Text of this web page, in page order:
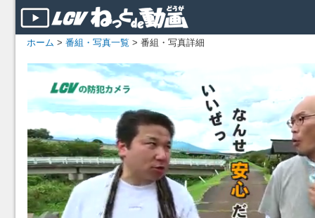
ホーム > 番組・写真一覧 > 番組・写真詳細